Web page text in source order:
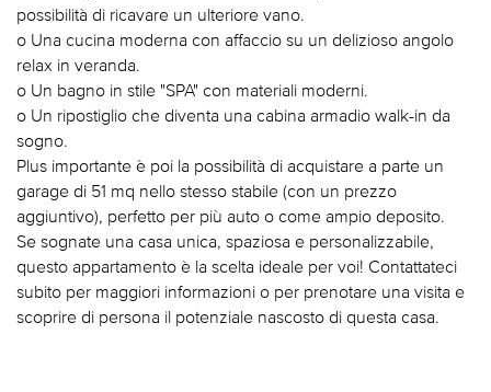
possibilità di ricavare un ulteriore vano.
o Una cucina moderna con affaccio su un delizioso angolo
relax in veranda.
o Un bagno in stile "SPA" con materiali moderni.
o Un ripostiglio che diventa una cabina armadio walk-in da
sogno.
Plus importante è poi la possibilità di acquistare a parte un
garage di 51 mq nello stesso stabile (con un prezzo
aggiuntivo), perfetto per più auto o come ampio deposito.
Se sognate una casa unica, spaziosa e personalizzabile,
questo appartamento è la scelta ideale per voi! Contattateci
subito per maggiori informazioni o per prenotare una visita e
scoprire di persona il potenziale nascosto di questa casa.